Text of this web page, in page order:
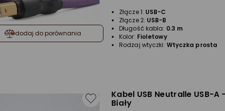
dodaj do porównania
Złącze 1: USB-C
Złącze 2: USB-B
Długość kabla: 0.3 m
Kolor: Fioletowy
Rodzaj wtyczki: Wtyczka prosta
Kabel USB Neutralle USB-A
Biały